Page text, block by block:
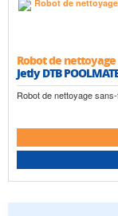
Robot de
Jetly DTB
Robot de nettoyage